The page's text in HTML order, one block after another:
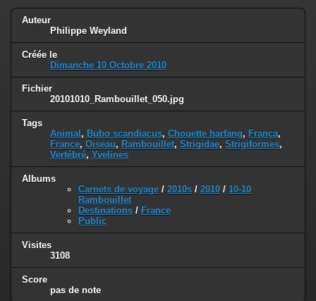
Auteur
Philippe Weyland
Créée le
Dimanche 10 Octobre 2010
Fichier
20101010_Rambouillet_050.jpg
Tags
Animal , Bubo scandiacus, Chouette harfang, França,
France, Oiseau, Rambouillet, Strigidae, Strigiformes,
Vertébré, Yvelines
Albums
Carnets de voyage / 2010s / 2010 / 10-10
Rambouillet
Destinations / France
Public
Visites
3108
Score
pas de note